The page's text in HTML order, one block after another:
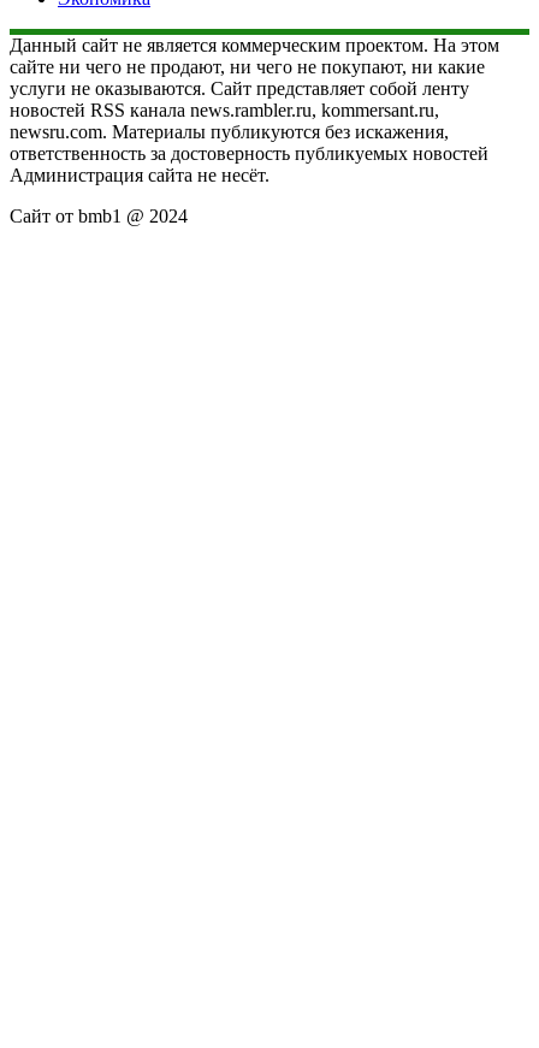
Данный сайт не является коммерческим проектом. На этом
сайте ни чего не продают, ни чего не покупают, ни какие
услуги не оказываются. Сайт представляет собой ленту
новостей RSS канала news.rambler.ru, kommersant.ru,
newsru.com. Материалы публикуются без искажения,
ответственность за достоверность публикуемых новостей
Администрация сайта не несёт.
Сайт от bmb1 @ 2024